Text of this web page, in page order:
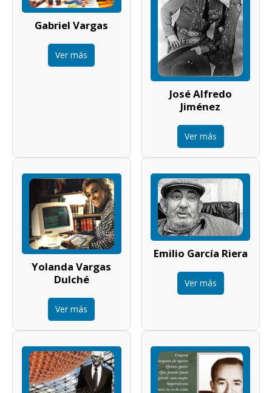
Gabriel Vargas
Ver más
José Alfredo
Jiménez
Ver más
Yolanda Vargas
Dulché
Ver más
Emilio García Riera
Ver más